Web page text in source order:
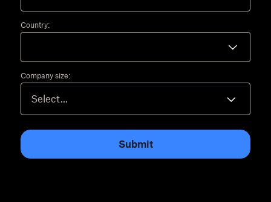
Country:
Company size:
Submit